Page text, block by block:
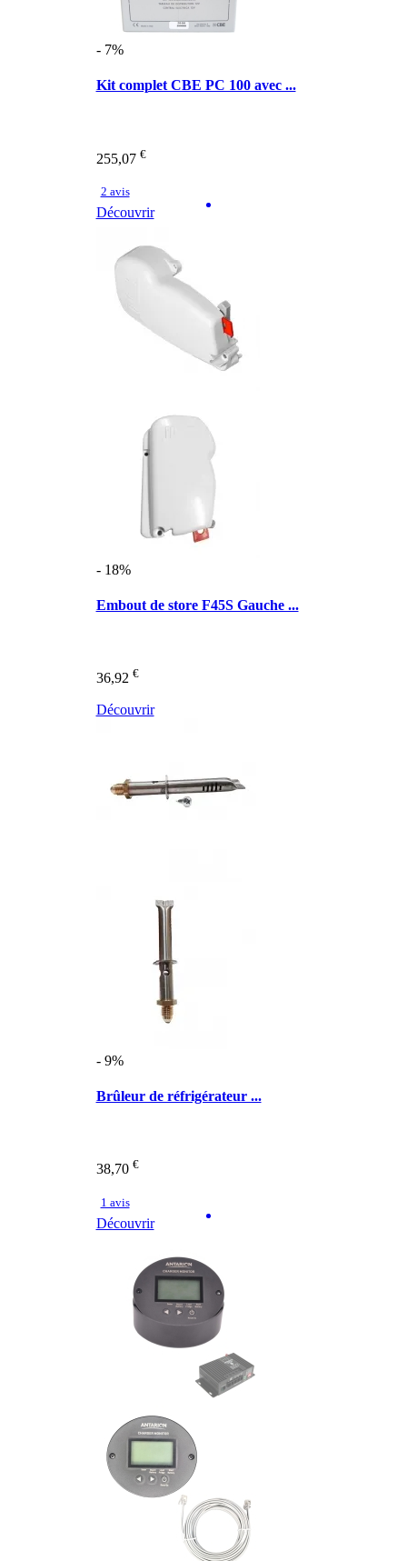
- 7%
Kit complet CBE PC 100 avec ...
255,07 €
2 avis
Découvrir
- 18%
Embout de store F45S Gauche ...
36,92 €
Découvrir
- 9%
Brûleur de réfrigérateur ...
38,70 €
1 avis
Découvrir